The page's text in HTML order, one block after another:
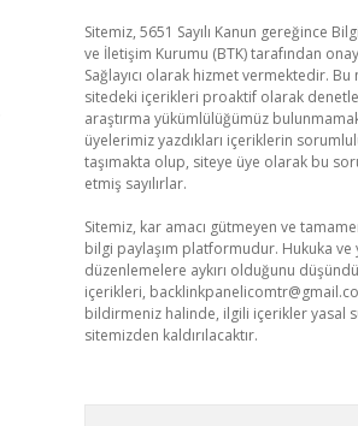
Sitemiz, 5651 Sayılı Kanun gereğince
ve İletişim Kurumu (BTK) tarafından
Sağlayıcı olarak hizmet vermektedir. Bu
sitedeki içerikleri proaktif olarak
araştırma yükümlülüğümüz
üyelerimiz yazdıkları içeriklerin
taşımakta olup, siteye üye olarak bu
etmiş sayılırlar.
Sitemiz, kar amacı gütmeyen ve
bilgi paylaşım platformudur. Hukuka ve
düzenlemelere aykırı olduğunu
içerikleri,
bildirmeniz halinde, ilgili içerikler yasal
sitemizden kaldırılacaktır.